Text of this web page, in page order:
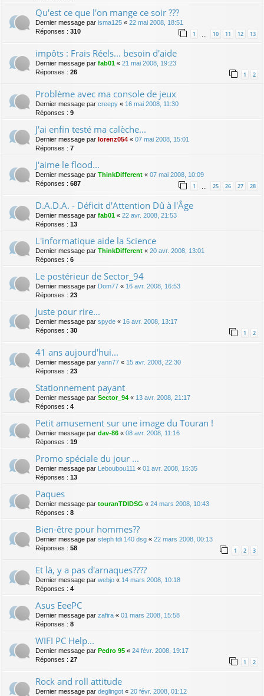
Qu'est ce que l'on mange ce soir ???
Dernier message par isma125 « 22 mai 2008, 18:51
Réponses : 310 1 10 11 12 13
impôts : Frais Réels... besoin d'aide
Dernier message par fab01 « 21 mai 2008, 19:23
Réponses : 26 1 2
Problème avec ma console de jeux
Dernier message par creepy « 16 mai 2008, 11:30
Réponses : 9
J'ai enfin testé ma calèche...
Dernier message par lorenz054 « 07 mai 2008, 15:01
Réponses : 7
J'aime le flood...
Dernier message par ThinkDifferent « 07 mai 2008, 10:09
Réponses : 687 1 25 26 27 28
D.A.D.A. - Déficit d'Attention Dû à l'Âge
Dernier message par fab01 « 22 avr. 2008, 21:53
Réponses : 13
L'informatique aide la Science
Dernier message par ThinkDifferent « 20 avr. 2008, 13:01
Réponses : 6
Le postérieur de Sector_94
Dernier message par Dom77 « 16 avr. 2008, 16:53
Réponses : 23
Juste pour rire...
Dernier message par spyde « 16 avr. 2008, 13:17
Réponses : 30 1 2
41 ans aujourd'hui...
Dernier message par yann77 « 15 avr. 2008, 22:30
Réponses : 23
Stationnement payant
Dernier message par Sector_94 « 13 avr. 2008, 21:17
Réponses : 4
Petit amusement sur une image du Touran !
Dernier message par dav-86 « 08 avr. 2008, 11:16
Réponses : 19
Promo spéciale du jour ...
Dernier message par Leboubou111 « 01 avr. 2008, 15:35
Réponses : 13
Paques
Dernier message par touranTDIDSG « 24 mars 2008, 10:43
Réponses : 8
Bien-être pour hommes??
Dernier message par steph tdi 140 dsg « 22 mars 2008, 00:13
Réponses : 58 1 2 3
Et là, y a pas d'arnaques????
Dernier message par webjo « 14 mars 2008, 10:18
Réponses : 4
Asus EeePC
Dernier message par zafira « 01 mars 2008, 15:58
Réponses : 8
WIFI PC Help...
Dernier message par Pedro 95 « 24 févr. 2008, 19:17
Réponses : 27 1 2
Rock and roll attitude
Dernier message par deglingot « 20 févr. 2008, 01:12